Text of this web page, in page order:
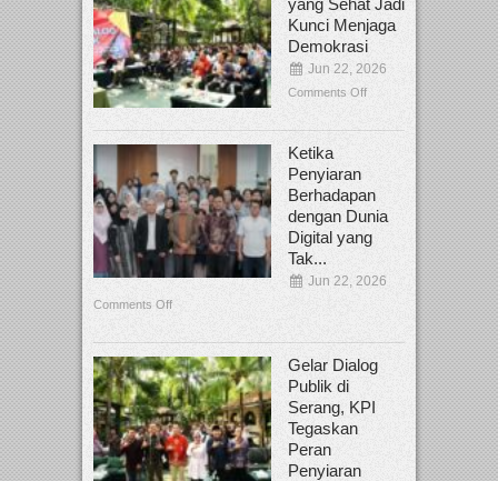
Kunci Menjaga
Demokrasi
Jun 22, 2026
Comments Off
Ketika
Penyiaran
Berhadapan
dengan Dunia
Digital yang
Tak...
Jun 22, 2026
Comments Off
Gelar Dialog
Publik di
Serang, KPI
Tegaskan
Peran
Penyiaran